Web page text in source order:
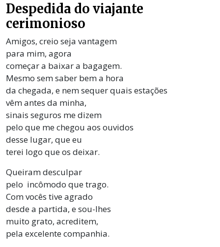
Despedida do viajante
cerimonioso
Amigos, creio seja vantagem
para mim, agora
começar a baixar a bagagem.
Mesmo sem saber bem a hora
da chegada, e nem sequer quais estações
vêm antes da minha,
sinais seguros me dizem
pelo que me chegou aos ouvidos
desse lugar, que eu
terei logo que os deixar.
Queiram desculpar
pelo incômodo que trago.
Com vocês tive agrado
desde a partida, e sou-lhes
muito grato, acreditem,
pela excelente companhia.